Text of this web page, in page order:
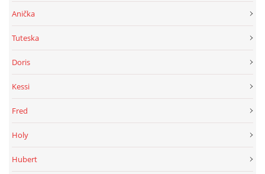
Anička
Tuteska
Doris
Kessi
Fred
Holy
Hubert